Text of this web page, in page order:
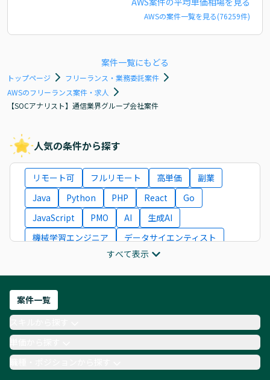
AWSの案件一覧を見る(76259件)
案件一覧にもどる
トップページ
フリーランス・業務委託案件
AWSのフリーランス案件・求人
【SOCアナリスト】通信業界グループ会社案件
人気の条件から探す
リモート可 フルリモート 高単価
副業
Java
Python PHP React
Go
JavaScript
PMO AI
生成AI
機械学習エンジニア
データサイエンティスト
ITコンサルタント
フロントエンドエンジニア
ネットワークエンジニア
AIエンジニア
Webデザイナー
月収100万円 業務委託
COBOL
Ruby
TypeScript
Laravel AWS
すべて表示
案件一覧
単価から探す
職種・ポジションから探す